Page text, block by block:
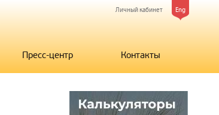
Eng
Личный кабинет
Пресс-центр Контакты